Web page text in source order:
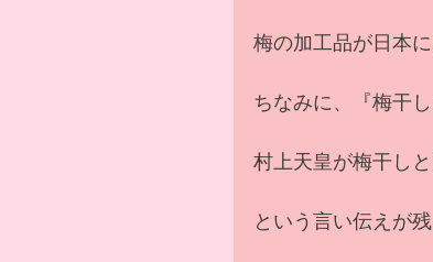
梅の加工品が日本
ちなみに、『梅干
村上天皇が梅干し
という言い伝えが